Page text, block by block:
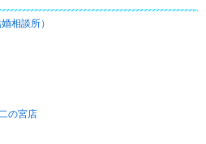
相談所）
の宮店